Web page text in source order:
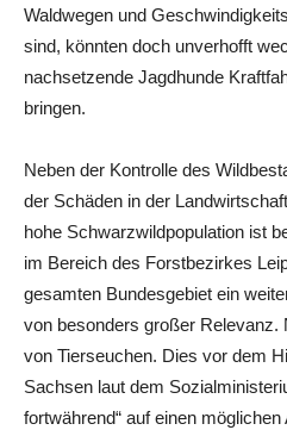
Waldwegen und
sind, könnten doch unverhofft
nachsetzende Jagdhunde
bringen.
Neben der Kontrolle des
der Schäden in der
hohe Schwarzwildpopulation ist
im Bereich des Forstbezirkes
gesamten Bundesgebiet ein
von besonders großer Relevanz.
von Tierseuchen. Dies vor dem
Sachsen laut dem
fortwährend“ auf einen